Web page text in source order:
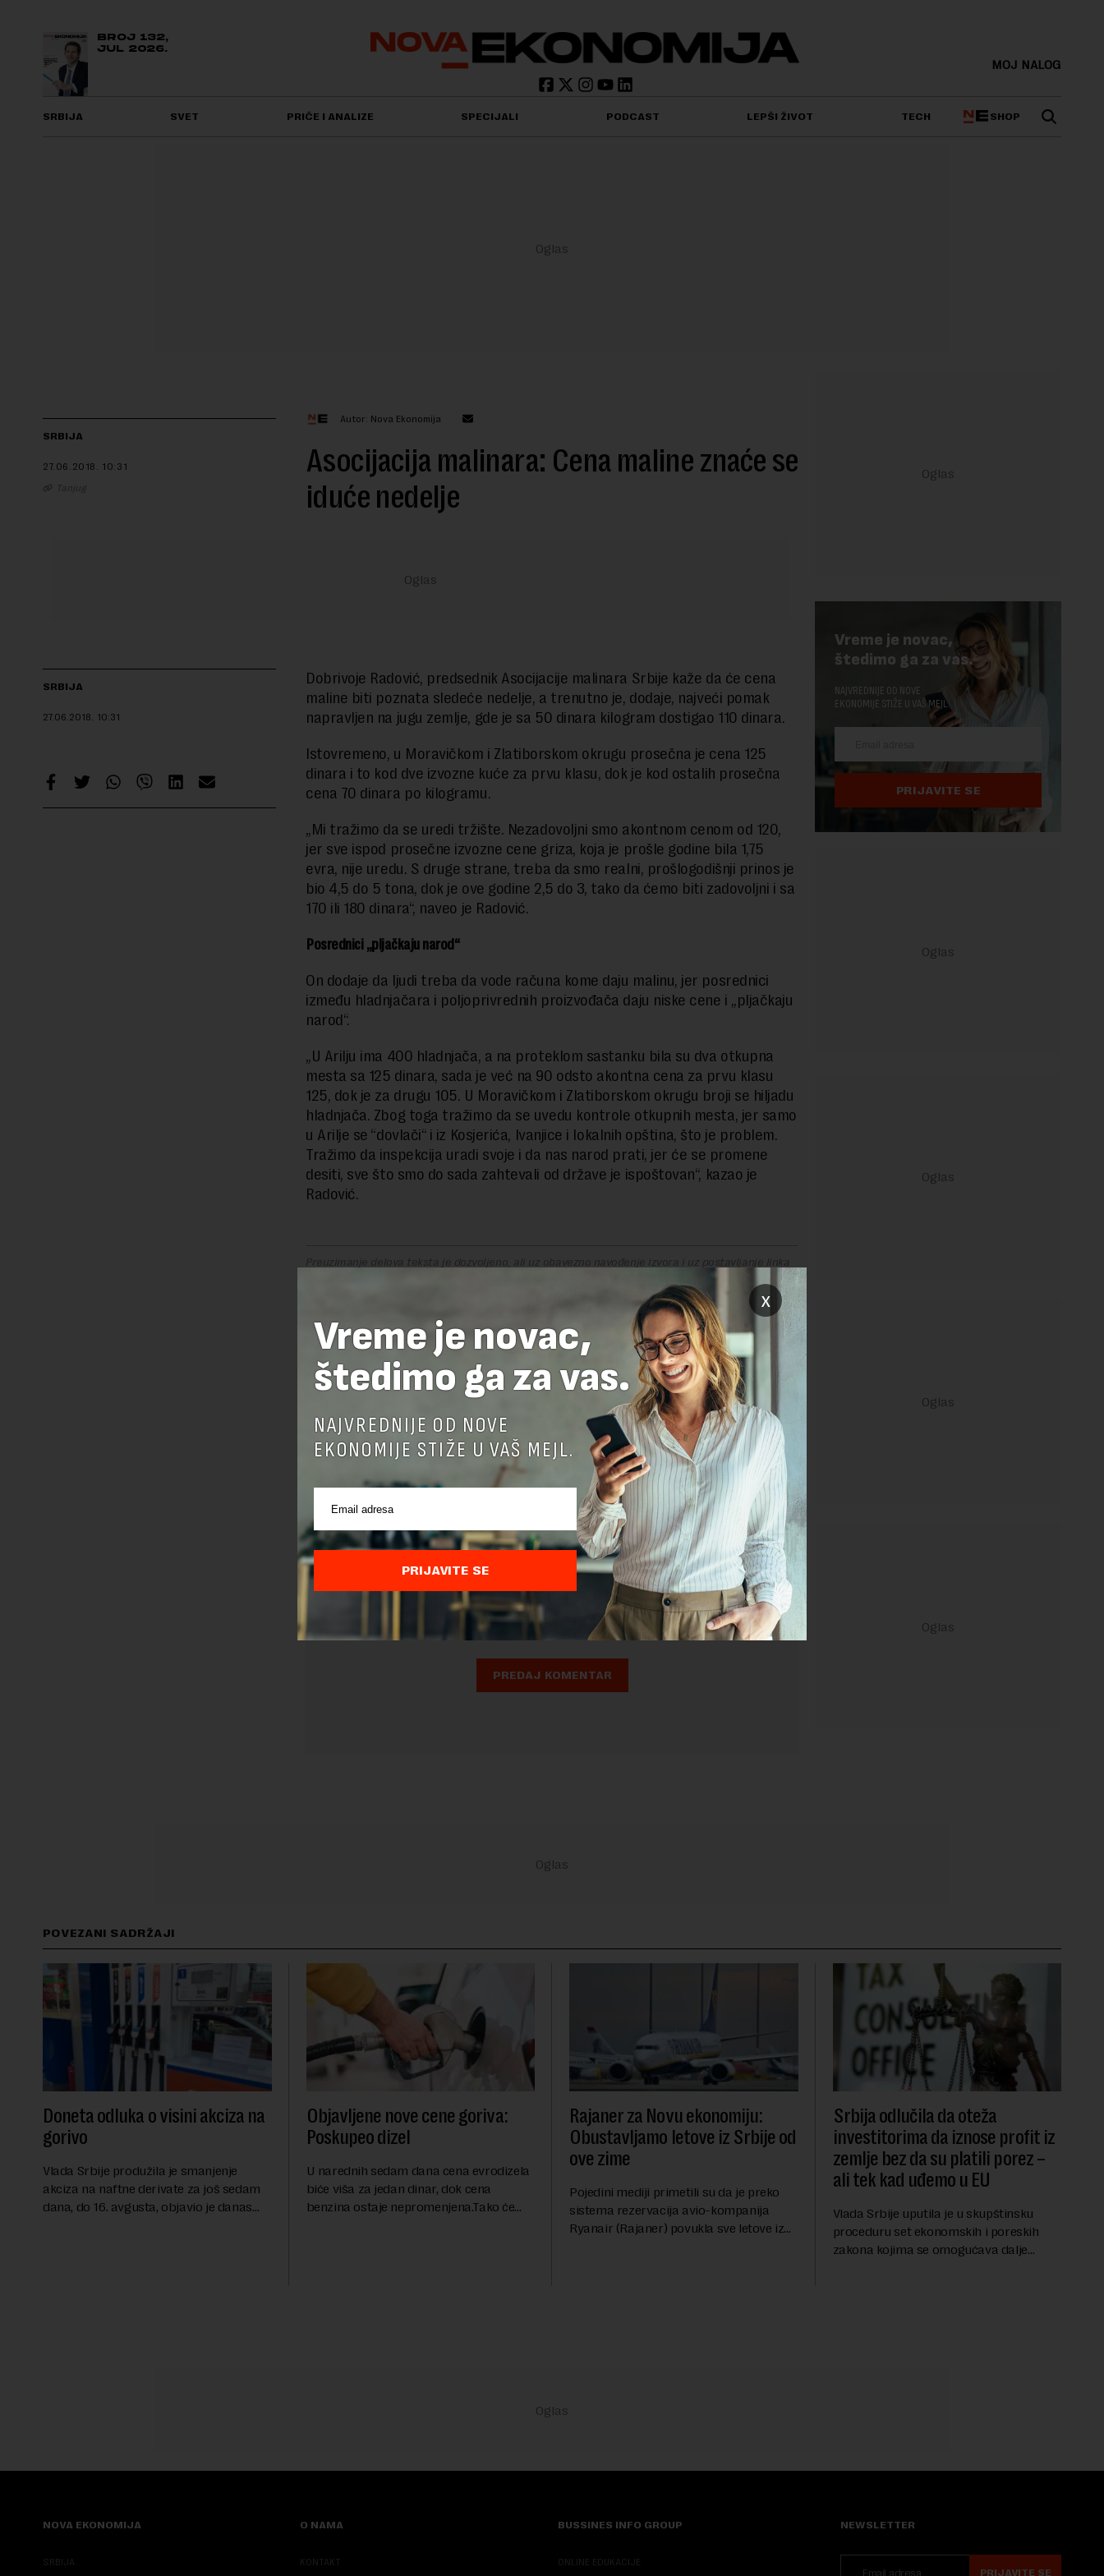
BROJ 132,
JUL 2026.
MOJ NALOG
SRBIJA SVET PRIČE I ANALIZE SPECIJALI PODCAST LEPŠI ŽIVOT TECH SHOP
SRBIJA
27.06.2018. 10:31
Tanjug
Autor: Nova Ekonomija
Asocijacija malinara: Cena maline znaće se
iduće nedelje
SRBIJA
27.06.2018. 10:31
Dobrivoje Radović, predsednik Asocijacije malinara Srbije kaže da će cena
maline biti poznata sledeće nedelje, a trenutno je, dodaje, najveći pomak
napravljen na jugu zemlje, gde je sa 50 dinara kilogram dostigao 110 dinara.
Istovremeno, u Moravičkom i Zlatiborskom okrugu prosečna je cena 125
dinara i to kod dve izvozne kuće za prvu klasu, dok je kod ostalih prosečna
cena 70 dinara po kilogramu.
„Mi tražimo da se uredi tržište. Nezadovoljni smo akontnom cenom od 120,
jer sve ispod prosečne izvozne cene griza, koja je prošle godine bila 1,75
evra, nije uredu. S druge strane, treba da smo realni, prošlogodišnji prinos je
bio 4,5 do 5 tona, dok je ove godine 2,5 do 3, tako da ćemo biti zadovoljni i sa
170 ili 180 dinara“, naveo je Radović.
Posrednici „pljačkaju narod“
On dodaje da ljudi treba da vode računa kome daju malinu, jer posrednici
između hladnjačara i poljoprivrednih proizvođača daju niske cene i „pljačkaju
narod“.
„U Arilju ima 400 hladnjača, a na proteklom sastanku bila su dva otkupna
mesta sa 125 dinara, sada je već na 90 odsto akontna cena za prvu klasu
125, dok je za drugu 105. U Moravičkom i Zlatiborskom okrugu broji se hiljadu
hladnjača. Zbog toga tražimo da se uvedu kontrole otkupnih mesta, jer samo
u Arilje se “dovlači“ i iz Kosjerića, Ivanjice i lokalnih opština, što je problem.
Tražimo da inspekcija uradi svoje i da nas narod prati, jer će se promene
desiti, sve što smo do sada zahtevali od države je ispoštovan“, kazao je
Radović.
Preuzimanje delova teksta je dozvoljeno, ali uz obavezno navođenje izvora i uz postavljanje linka
OSTAVITE ODGOVOR
Pre slanja komentara, molimo vas da se upoznate sapravilima komentarisanja i pravilima
korišćenja sajta.
Sajt je zaštićen pomocu reCaptcha i Google. Google Politika Privatnosti
Google Uslovi
su primenjeni.
Vreme je novac,
štedimo ga za vas.
NAJVREDNIJE OD NOVE
EKONOMIJE STIŽE U VAŠ MEJL.
PRIJAVITE SE
POVEZANI SADRŽAJI
Doneta odluka o visini akciza na
gorivo
Vlada Srbije produžila je smanjenje
akciza na naftne derivate za još sedam
dana, do 16. avgusta, objavio je danas
Objavljene nove cene goriva:
Poskupeo dizel
U narednih sedam dana cena evrodizela
biće viša za jedan dinar, dok cena
benzina ostaje nepromenjena.Tako će
Rajaner za Novu ekonomiju:
Obustavljamo letove iz Srbije od
ove zime
Pojedini mediji primetili su da je preko
sistema rezervacija avio-kompanija
Ryanair (Rajaner) povukla sve letove iz
Srbija odlučila da oteža
investitorima da iznose profit iz
zemlje bez da su platili porez –
ali tek kad uđemo u EU
Vlada Srbije uputila je u skupštinsku
proceduru set ekonomskih i poreskih
zakona kojima se omogućava dalje
NOVA EKONOMIJA
SRBIJA
O NAMA
KONTAKT
BUSSINES INFO GROUP
ONLINE EDUKACIJE
NEWSLETTER
PRIJAVITE SE
x
Vreme je novac,
štedimo ga za vas.
NAJVREDNIJE OD NOVE
EKONOMIJE STIŽE U VAŠ MEJL.
PRIJAVITE SE